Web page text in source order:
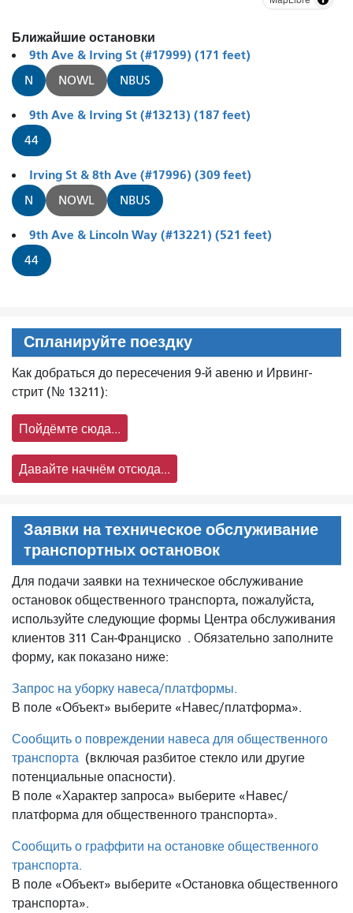
Ближайшие остановки
9th Ave & Irving St (#17999) (171 feet)
N NOWL NBUS
9th Ave & Irving St (#13213) (187 feet)
44
Irving St & 8th Ave (#17996) (309 feet)
N NOWL NBUS
9th Ave & Lincoln Way (#13221) (521 feet)
44
Спланируйте поездку
Как добраться до пересечения 9-й авеню и Ирвинг-
стрит (№ 13211):
Пойдёмте сюда...
Давайте начнём отсюда...
Заявки на техническое обслуживание
транспортных остановок
Для подачи заявки на техническое обслуживание
остановок общественного транспорта, пожалуйста,
используйте следующие формы Центра обслуживания
клиентов 311 Сан-Франциско . Обязательно заполните
форму, как показано ниже:
Запрос на уборку навеса/платформы.
В поле «Объект» выберите «Навес/платформа».
Сообщить о повреждении навеса для общественного
транспорта (включая разбитое стекло или другие
потенциальные опасности).
В поле «Характер запроса» выберите «Навес/
платформа для общественного транспорта».
Сообщить о граффити на остановке общественного
транспорта.
В поле «Объект» выберите «Остановка общественного
транспорта».